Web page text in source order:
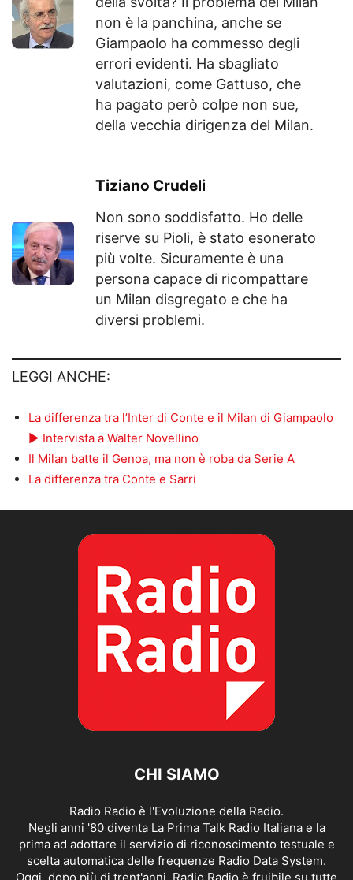
non è la panchina, anche se
Giampaolo ha commesso degli
errori evidenti. Ha sbagliato
valutazioni, come Gattuso, che
ha pagato però colpe non sue,
della vecchia dirigenza del Milan.
Tiziano Crudeli
Non sono soddisfatto. Ho delle
riserve su Pioli, è stato esonerato
più volte. Sicuramente è una
persona capace di ricompattare
un Milan disgregato e che ha
diversi problemi.
LEGGI ANCHE:
La differenza tra l’Inter di Conte e il Milan di Giampaolo
► Intervista a Walter Novellino
Il Milan batte il Genoa, ma non è roba da Serie A
La differenza tra Conte e Sarri
CHI SIAMO
Radio Radio è l'Evoluzione della Radio.
Negli anni '80 diventa La Prima Talk Radio Italiana e la
prima ad adottare il servizio di riconoscimento testuale e
scelta automatica delle frequenze Radio Data System.
Oggi, dopo più di trent'anni, Radio Radio è fruibile su tutte